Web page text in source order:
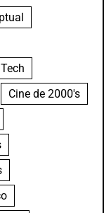
Cine de 2000's